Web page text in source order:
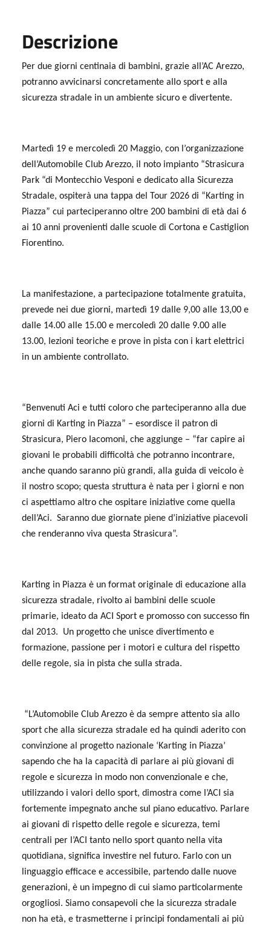
Descrizione
Per due giorni centinaia di bambini, grazie all’AC Arezzo,
potranno avvicinarsi concretamente allo sport e alla
sicurezza stradale in un ambiente sicuro e divertente.
Martedì 19 e mercoledì 20 Maggio, con l’organizzazione
dell’Automobile Club Arezzo, il noto impianto “Strasicura
Park “di Montecchio Vesponi e dedicato alla Sicurezza
Stradale, ospiterà una tappa del Tour 2026 di “Karting in
Piazza” cui parteciperanno oltre 200 bambini di età dai 6
ai 10 anni provenienti dalle scuole di Cortona e Castiglion
Fiorentino.
La manifestazione, a partecipazione totalmente gratuita,
prevede nei due giorni, martedì 19 dalle 9,00 alle 13,00 e
dalle 14.00 alle 15.00 e mercoledì 20 dalle 9.00 alle
13.00, lezioni teoriche e prove in pista con i kart elettrici
in un ambiente controllato.
“Benvenuti Aci e tutti coloro che parteciperanno alla due
giorni di Karting in Piazza” – esordisce il patron di
Strasicura, Piero Iacomoni, che aggiunge – “far capire ai
giovani le probabili difficoltà che potranno incontrare,
anche quando saranno più grandi, alla guida di veicolo è
il nostro scopo; questa struttura è nata per i giorni e non
ci aspettiamo altro che ospitare iniziative come quella
dell’Aci. Saranno due giornate piene d’iniziative piacevoli
che renderanno viva questa Strasicura”.
Karting in Piazza è un format originale di educazione alla
sicurezza stradale, rivolto ai bambini delle scuole
primarie, ideato da ACI Sport e promosso con successo fin
dal 2013. Un progetto che unisce divertimento e
formazione, passione per i motori e cultura del rispetto
delle regole, sia in pista che sulla strada.
“L’Automobile Club Arezzo è da sempre attento sia allo
sport che alla sicurezza stradale ed ha quindi aderito con
convinzione al progetto nazionale ‘Karting in Piazza’
sapendo che ha la capacità di parlare ai più giovani di
regole e sicurezza in modo non convenzionale e che,
utilizzando i valori dello sport, dimostra come l’ACI sia
fortemente impegnato anche sul piano educativo. Parlare
ai giovani di rispetto delle regole e sicurezza, temi
centrali per l’ACI tanto nello sport quanto nella vita
quotidiana, significa investire nel futuro. Farlo con un
linguaggio efficace e accessibile, partendo dalle nuove
generazioni, è un impegno di cui siamo particolarmente
orgogliosi. Siamo consapevoli che la sicurezza stradale
non ha età, e trasmetterne i principi fondamentali ai più